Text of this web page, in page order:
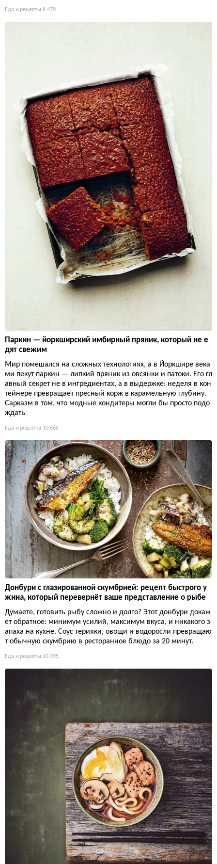
Еда и рецепты 8 479
Паркин — йоркширский имбирный пряник, который не е
дят свежим
Мир помешался на сложных технологиях, а в Йоркшире века
ми пекут паркин — липкий пряник из овсянки и патоки. Его гл
авный секрет не в ингредиентах, а в выдержке: неделя в кон
тейнере превращает пресный корж в карамельную глубину.
Сарказм в том, что модные кондитеры могли бы просто подо
ждать
Еда и рецепты 10 665
Донбури с глазированной скумбрией: рецепт быстрого у
жина, который перевернёт ваше представление о рыбе
Думаете, готовить рыбу сложно и долго? Этот донбури докаж
ет обратное: минимум усилий, максимум вкуса, и никакого з
апаха на кухне. Соус терияки, овощи и водоросли превращаю
т обычную скумбрию в ресторанное блюдо за 20 минут.
Еда и рецепты 10 395